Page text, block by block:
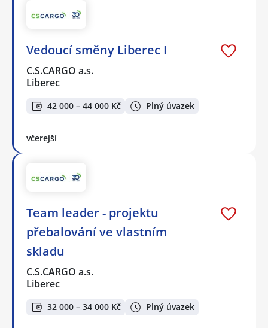
Vedoucí směny Liberec I
C.S.CARGO a.s.
Liberec
42 000 – 44 000 Kč Plný úvazek
včerejší
Team leader - projektu
přebalování ve vlastním
skladu
C.S.CARGO a.s.
Liberec
32 000 – 34 000 Kč Plný úvazek